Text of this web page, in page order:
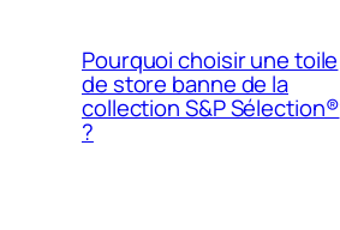
Pourquoi choisir une toile
de store banne de la
collection S&P Sélection®
?